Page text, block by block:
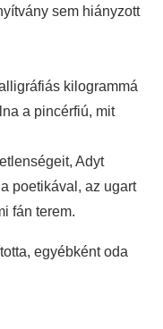
sem hiányzott
kilogrammá
a pincérfiú, mit
Adyt
poetikával, az ugart
fán terem.
egyébként oda